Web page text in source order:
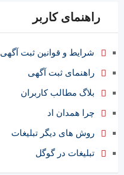
راهنمای کاربر
شرایط و قوانین ثبت آگهی
راهنمای ثبت آگهی
بلاگ مطالب کاربران
چرا همدان اد
روش های دیگر تبلیغات
تبلیغات در گوگل